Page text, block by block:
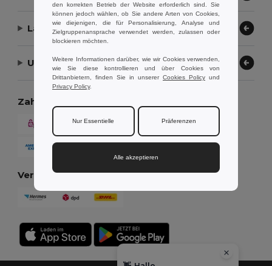
Lassen Sie uns helfen
Unser Unternehmen
Zahlungsmethoden
Versandmethoden
den korrekten Betrieb der Website erforderlich sind. Sie
können jedoch wählen, ob Sie andere Arten von Cookies,
wie diejenigen, die für Personalisierung, Analyse und
Zielgruppenansprache verwendet werden, zulassen oder
blockieren möchten.
Weitere Informationen darüber, wie wir Cookies verwenden,
wie Sie diese kontrollieren und über Cookies von
Drittanbietern, finden Sie in unserer Cookies Policy und
Privacy Policy.
Nur Essentielle Präferenzen
Alle akzeptieren